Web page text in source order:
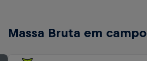
Massa Bruta em campo